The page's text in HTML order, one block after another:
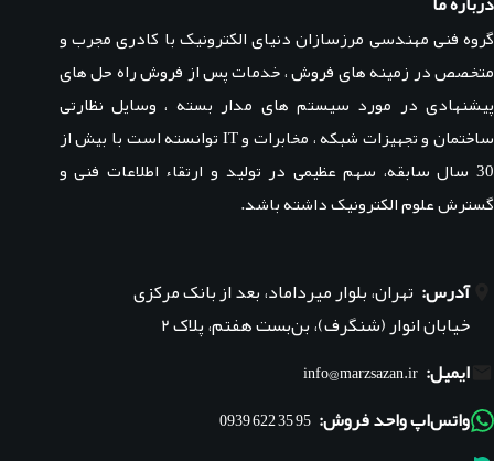
گروه فنی مهندسی مرزسازان دنیای الکترونیک با کادری مجرب و
متخصص در زمینه های فروش ، خدمات پس از فروش راه حل های
پیشنهادی در مورد سیستم های مدار بسته ، وسایل نظارتی
ساختمان و تجهیزات شبکه ، مخابرات و IT توانسته است با بیش از
30 سال سابقه، سهم عظیمی در تولید و ارتقاء اطلاعات فنی و
گسترش علوم الکترونیک داشته باشد.
آدرس: تهران، بلوار میرداماد، بعد از بانک مرکزی
خیابان انوار (شنگرف)، بن‌بست هفتم، پلاک ۲
ایمیل: info@marzsazan.ir
واتس‌اپ واحد فروش: 95 35 622 0939